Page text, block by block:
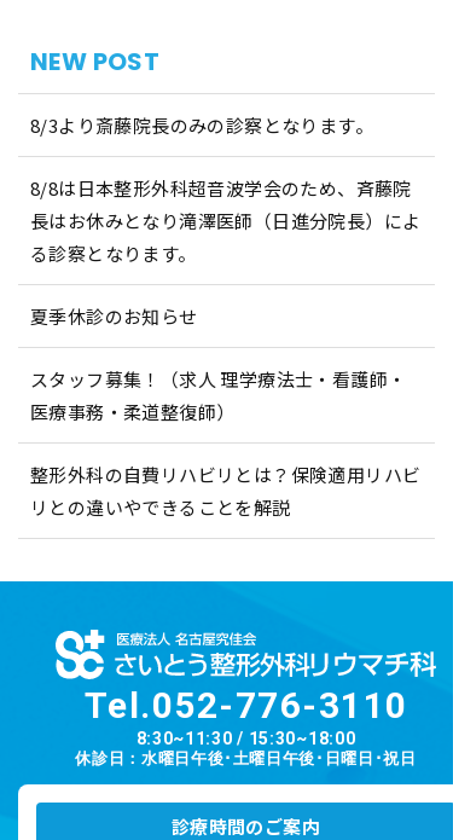
NEW POST
8/3より斎藤院長のみの診察となります。
8/8は日本整形外科超音波学会のため、斉藤院
長はお休みとなり滝澤医師（日進分院長）によ
る診察となります。
夏季休診のお知らせ
スタッフ募集！（求人 理学療法士・看護師・
医療事務・柔道整復師）
整形外科の自費リハビリとは？保険適用リハビ
リとの違いやできることを解説
Tel.052-776-3110
8:30~11:30 / 15:30~18:00
休診日：水曜日午後･土曜日午後･日曜日･祝日
診療時間のご案内